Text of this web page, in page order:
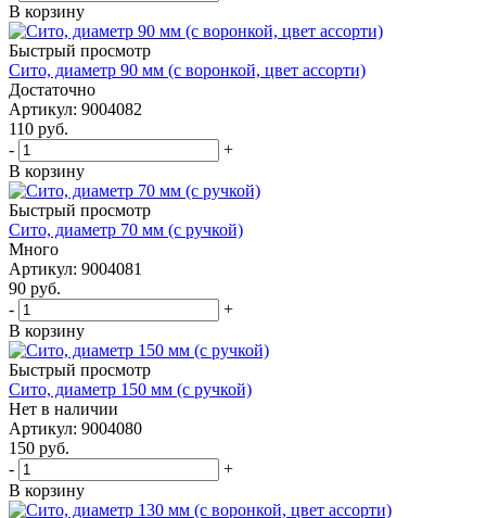
В корзину
Быстрый просмотр
Сито, диаметр 90 мм (с воронкой, цвет ассорти)
Достаточно
Артикул: 9004082
110 руб.
-
+
В корзину
Быстрый просмотр
Сито, диаметр 70 мм (с ручкой)
Много
Артикул: 9004081
90 руб.
-
+
В корзину
Быстрый просмотр
Сито, диаметр 150 мм (с ручкой)
Нет в наличии
Артикул: 9004080
150 руб.
-
+
В корзину